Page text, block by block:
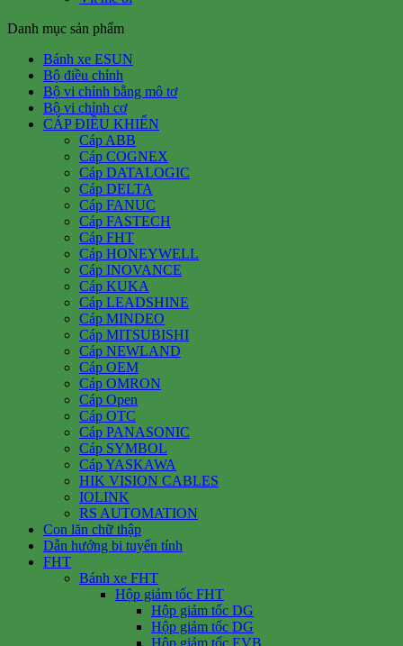
Danh mục sản phẩm
Bánh xe ESUN
Bộ điều chỉnh
Bộ vi chỉnh bằng mô tơ
Bộ vi chỉnh cơ
CÁP ĐIỀU KHIỂN
Cáp ABB
Cáp COGNEX
Cáp DATALOGIC
Cáp DELTA
Cáp FANUC
Cáp FASTECH
Cáp FHT
Cáp HONEYWELL
Cáp INOVANCE
Cáp KUKA
Cáp LEADSHINE
Cáp MINDEO
Cáp MITSUBISHI
Cáp NEWLAND
Cáp OEM
Cáp OMRON
Cáp Open
Cáp OTC
Cáp PANASONIC
Cáp SYMBOL
Cáp YASKAWA
HIK VISION CABLES
IOLINK
RS AUTOMATION
Con lăn chữ thập
Dẫn hướng bi tuyến tính
FHT
Bánh xe FHT
Hộp giảm tốc FHT
Hộp giảm tốc DG
Hộp giảm tốc DG
Hộp giảm tốc EVB